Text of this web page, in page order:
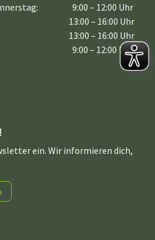
9:00 – 12:00 Uhr
13:00 – 16:00 Uhr
13:00 – 16:00 Uhr
9:00 – 12:00 Uhr
ein. Wir informieren dich,